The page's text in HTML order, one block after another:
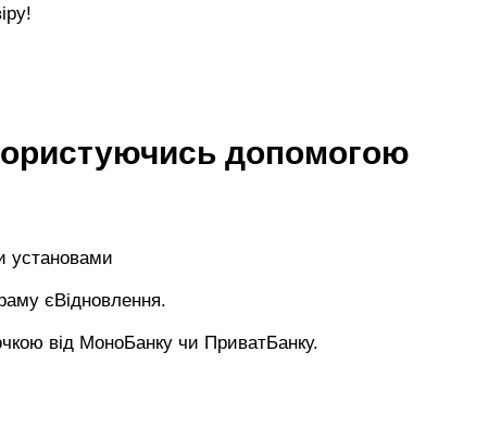
допомогою
установами
єВідновлення.
від МоноБанку чи ПриватБанку.